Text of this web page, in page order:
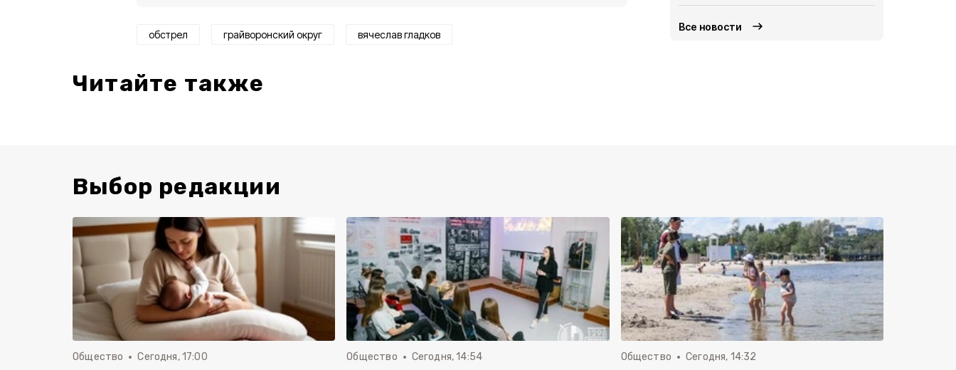
обстрел грайворонский округ вячеслав гладков
Читайте также
Все новости
Выбор редакции
Общество Сегодня, 17:00 Общество Сегодня, 14:54 Общество Сегодня, 14:32